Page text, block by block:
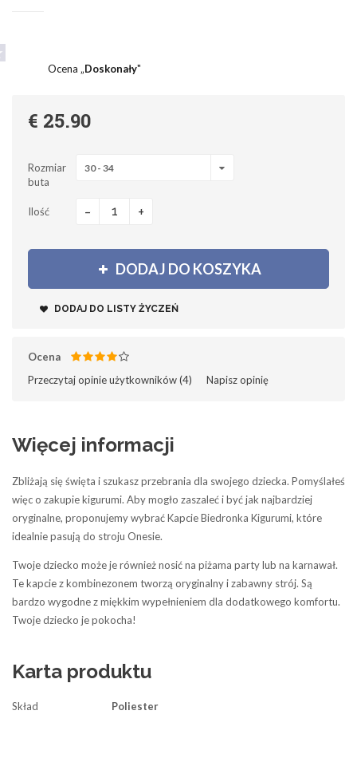
Ocena „Doskonały"
€ 25.90
Rozmiar
buta
30 - 34
Ilość - +
DODAJ DO KOSZYKA
DODAJ DO LISTY ŻYCZEŃ
Ocena
Przeczytaj opinie użytkowników (4)‎ Napisz opinię
Więcej informacji
Zbliżają się święta i szukasz przebrania dla swojego dziecka. Pomyślałeś
więc o zakupie kigurumi. Aby mogło zaszaleć i być jak najbardziej
oryginalne, proponujemy wybrać Kapcie Biedronka Kigurumi, które
idealnie pasują do stroju Onesie.
Twoje dziecko może je również nosić na piżama party lub na karnawał.
Te kapcie z kombinezonem tworzą oryginalny i zabawny strój. Są
bardzo wygodne z miękkim wypełnieniem dla dodatkowego komfortu.
Twoje dziecko je pokocha!
Karta produktu
Skład Poliester